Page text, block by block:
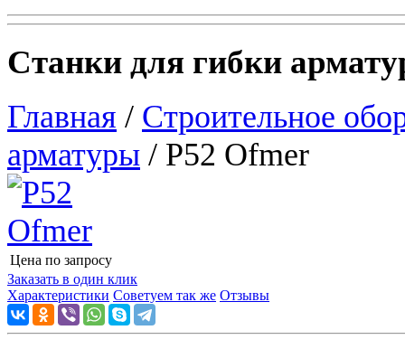
Станки для гибки
Главная / Строительное
арматуры / Р52 Ofmer
Цена по запросу
Заказать в один клик
Характеристики Советуем так же Отзывы